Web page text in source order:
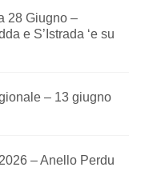
28 Giugno –
e S’Istrada ‘e su
– 13 giugno
– Anello Perdu